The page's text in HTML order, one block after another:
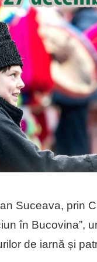
Suceava, prin
în Bucovina”,
de iarnă și